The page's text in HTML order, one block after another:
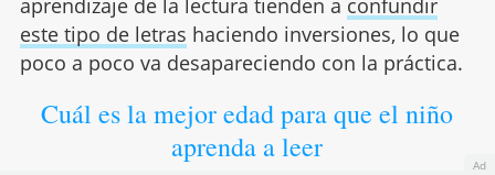
este tipo de letras haciendo inversiones, lo que
poco a poco va desapareciendo con la práctica.
Cuál es la mejor edad para que el niño
aprenda a leer
Ad